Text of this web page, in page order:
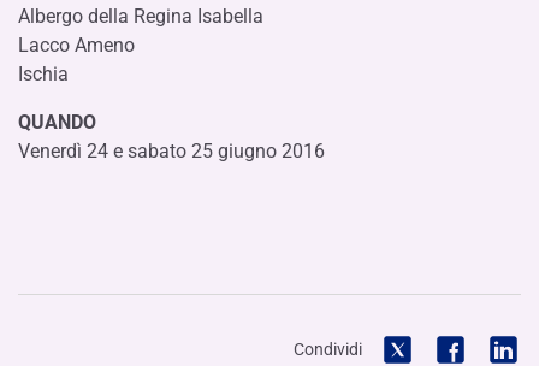
Albergo della Regina Isabella
Lacco Ameno
Ischia
QUANDO
Venerdì 24 e sabato 25 giugno 2016
Condividi